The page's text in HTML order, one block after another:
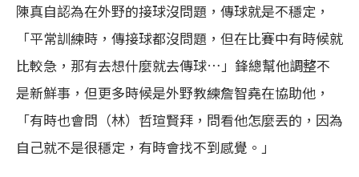
陳真自認為在外野的接球沒問題，傳球就是不穩定，
「平常訓練時，傳接球都沒問題，但在比賽中有時候就
比較急，那有去想什麼就去傳球…」鋒總幫他調整不
是新鮮事，但更多時候是外野教練詹智堯在協助他，
「有時也會問（林）哲瑄賢拜，問看他怎麼丟的，因為
自己就不是很穩定，有時會找不到感覺。」